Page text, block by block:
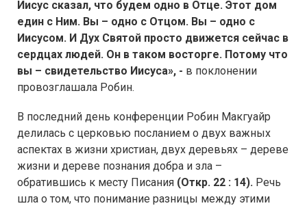
Иисус сказал, что будем одно в Отце. Этот дом
един с Ним. Вы – одно с Отцом. Вы – одно с
Иисусом. И Дух Святой просто движется сейчас в
сердцах людей. Он в таком восторге. Потому что
вы – свидетельство Иисуса», - в поклонении
провозглашала Робин.
В последний день конференции Робин Макгуайр
делилась с церковью посланием о двух важных
аспектах в жизни христиан, двух деревьях – дереве
жизни и дереве познания добра и зла –
обратившись к месту Писания (Откр. 22 : 14). Речь
шла о том, что понимание разницы между этими